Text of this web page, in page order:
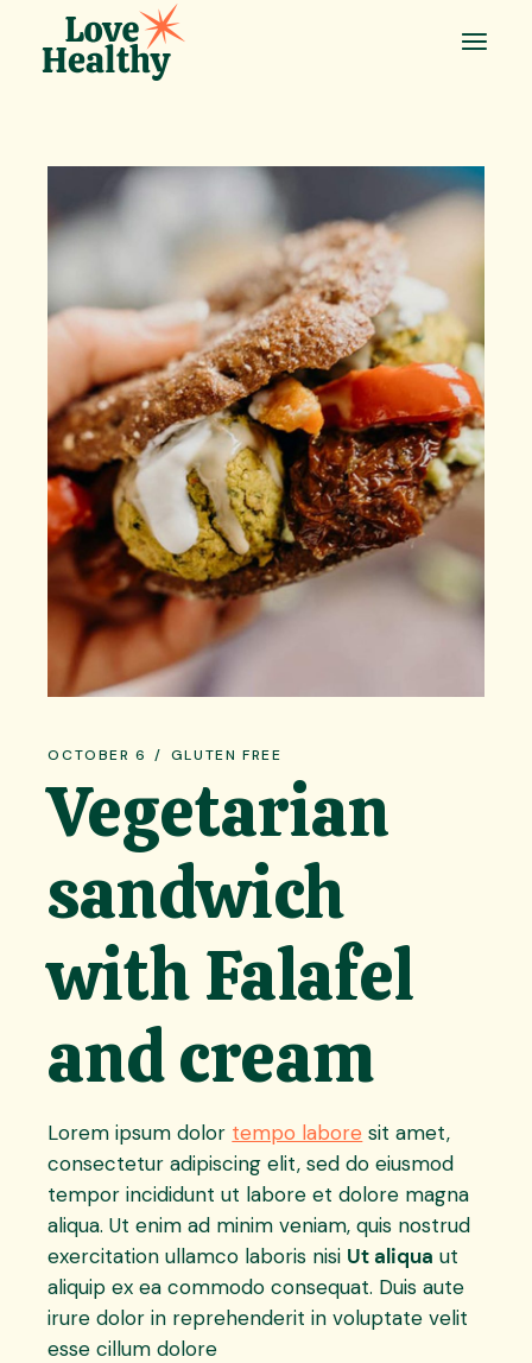
OCTOBER 6 GLUTEN FREE
Vegetarian
sandwich
with Falafel
and cream
Lorem ipsum dolor tempo labore sit amet,
consectetur adipiscing elit, sed do eiusmod
tempor incididunt ut labore et dolore magna
aliqua. Ut enim ad minim veniam, quis nostrud
exercitation ullamco laboris nisi Ut aliqua ut
aliquip ex ea commodo consequat. Duis aute
irure dolor in reprehenderit in voluptate velit
esse cillum dolore